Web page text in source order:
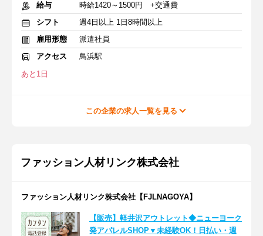
給与
時給1420～1500円 +交通費
シフト
週4日以上 1日8時間以上
雇用形態
派遣社員
アクセス
鳥浜駅
あと1日
この企業の求人一覧を見る
ファッション人材リンク株式会社
ファッション人材リンク株式会社【FJLNAGOYA】
【販売】軽井沢アウトレット◆ニューヨーク
発アパレルSHOP▼未経験OK！日払い・週